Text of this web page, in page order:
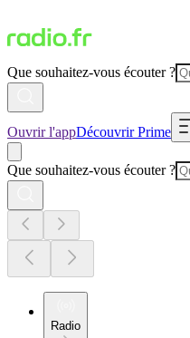
Que souhaitez-vous écouter ?
Ouvrir l'appDécouvrir Prime
Que souhaitez-vous écouter ?
Radio